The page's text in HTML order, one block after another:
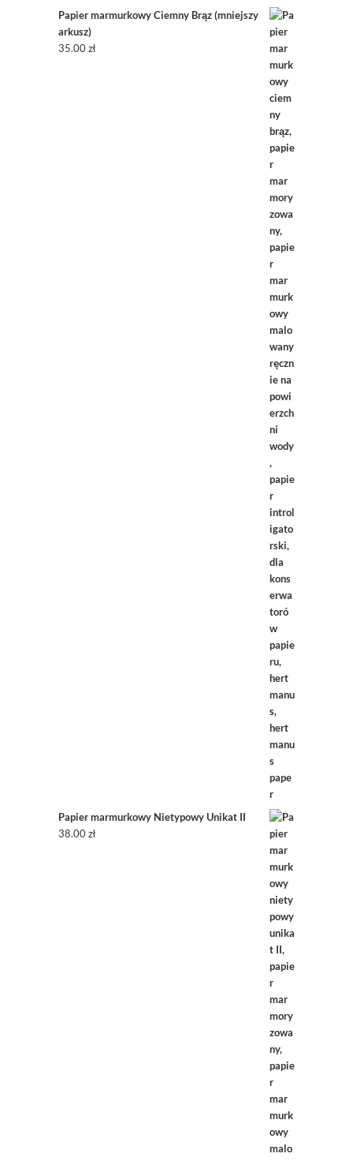
Papier marmurkowy Ciemny Brąz (mniejszy
arkusz)
35.00zł
Papier marmurkowy Nietypowy Unikat II
38.00zł